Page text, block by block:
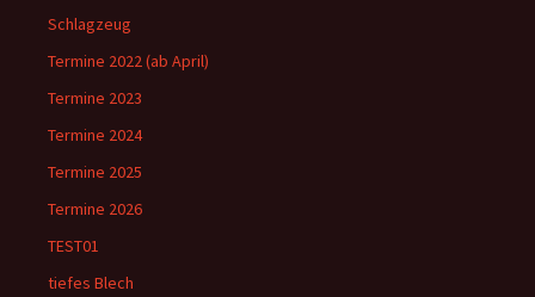
Schlagzeug
Termine 2022 (ab April)
Termine 2023
Termine 2024
Termine 2025
Termine 2026
TEST01
tiefes Blech